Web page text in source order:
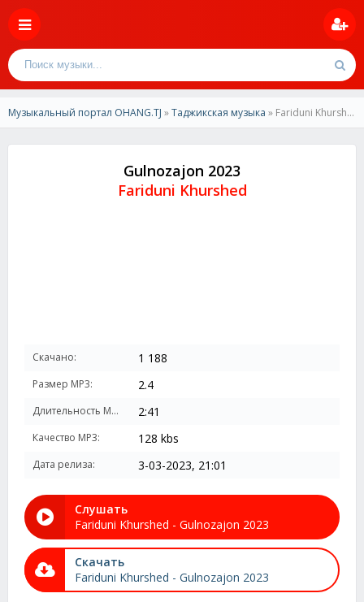
Музыкальный портал OHANG.TJ »Таджикская музыка » Fariduni Khurshed-Gulnozajon 2023
Gulnozajon 2023
Fariduni Khurshed
Скачано: 1 188
Размер MP3: 2.4
Длительность MP3: 2:41
Качество MP3: 128 kbs
Дата релиза: 3-03-2023, 21:01
Слушать
Fariduni Khurshed - Gulnozajon 2023
Скачать
Fariduni Khurshed - Gulnozajon 2023